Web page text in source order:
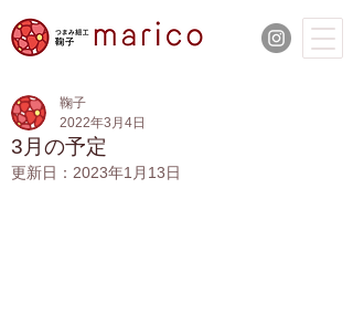
3月の予定
鞠子
2022年3月4日
更新日： 2023年1月13日